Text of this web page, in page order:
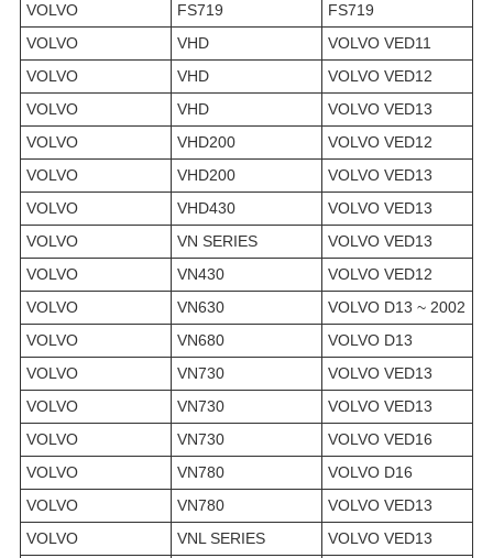
VOLVO
FS719
FS719
VOLVO
VHD
VOLVO VED11
VOLVO
VHD
VOLVO VED12
VOLVO
VHD
VOLVO VED13
VOLVO
VHD200
VOLVO VED12
VOLVO
VHD200
VOLVO VED13
VOLVO
VHD430
VOLVO VED13
VOLVO
VN SERIES
VOLVO VED13
VOLVO
VN430
VOLVO VED12
VOLVO
VN630
VOLVO D13 ~ 2002
VOLVO
VN680
VOLVO D13
VOLVO
VN730
VOLVO VED13
VOLVO
VN730
VOLVO VED13
VOLVO
VN730
VOLVO VED16
VOLVO
VN780
VOLVO D16
VOLVO
VN780
VOLVO VED13
VOLVO
VNL SERIES
VOLVO VED13